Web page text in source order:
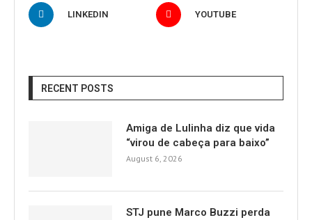
LINKEDIN YOUTUBE
RECENT POSTS
Amiga de Lulinha diz que vida
“virou de cabeça para baixo”
August 6, 2026
STJ pune Marco Buzzi perda